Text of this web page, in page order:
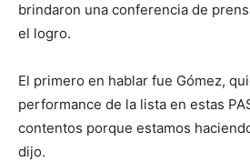
brindaron una conferencia de
el logro.
El primero en hablar fue Gómez,
performance de la lista en estas
contentos porque estamos
dijo.